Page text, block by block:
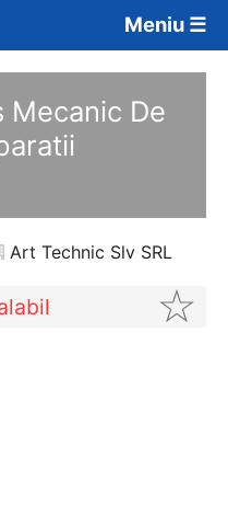
Meniu ☰
Mecanic De
Art Technic Slv SRL